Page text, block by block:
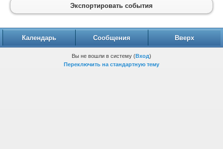
Экспортировать события
Календарь Сообщения Вверх
Вы не вошли в систему (Вход)
Переключить на стандартную тему